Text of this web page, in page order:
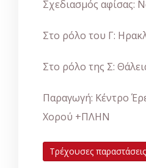
Σχεδιασμός αφίσας:
Στο ρόλο του Γ:
Στο ρόλο της Σ:
Παραγωγή: Κέντρο
Χορού +ΠΛΗΝ
Τρέχουσες παραστάσεις